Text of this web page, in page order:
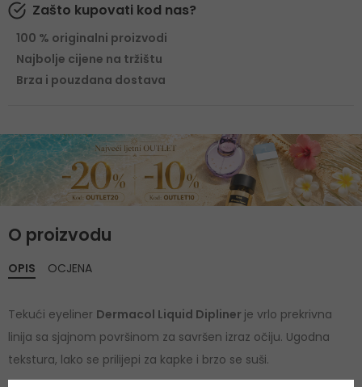
Zašto kupovati kod nas?
100 % originalni proizvodi
Najbolje cijene na tržištu
Brza i pouzdana dostava
O proizvodu
OPIS
Tekući eyeliner Dermacol Liquid Dipliner je vrlo prekrivna
linija sa sjajnom površinom za savršen izraz očiju. Ugodna
tekstura, lako se prilijepi za kapke i brzo se suši.
OCJENA